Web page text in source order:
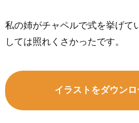
私の姉がチャペルで式を挙げて
しては照れくさかったです。
イラストをダウンロ